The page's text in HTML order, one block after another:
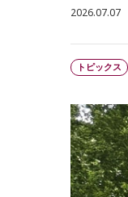
2026.07.07
トピックス